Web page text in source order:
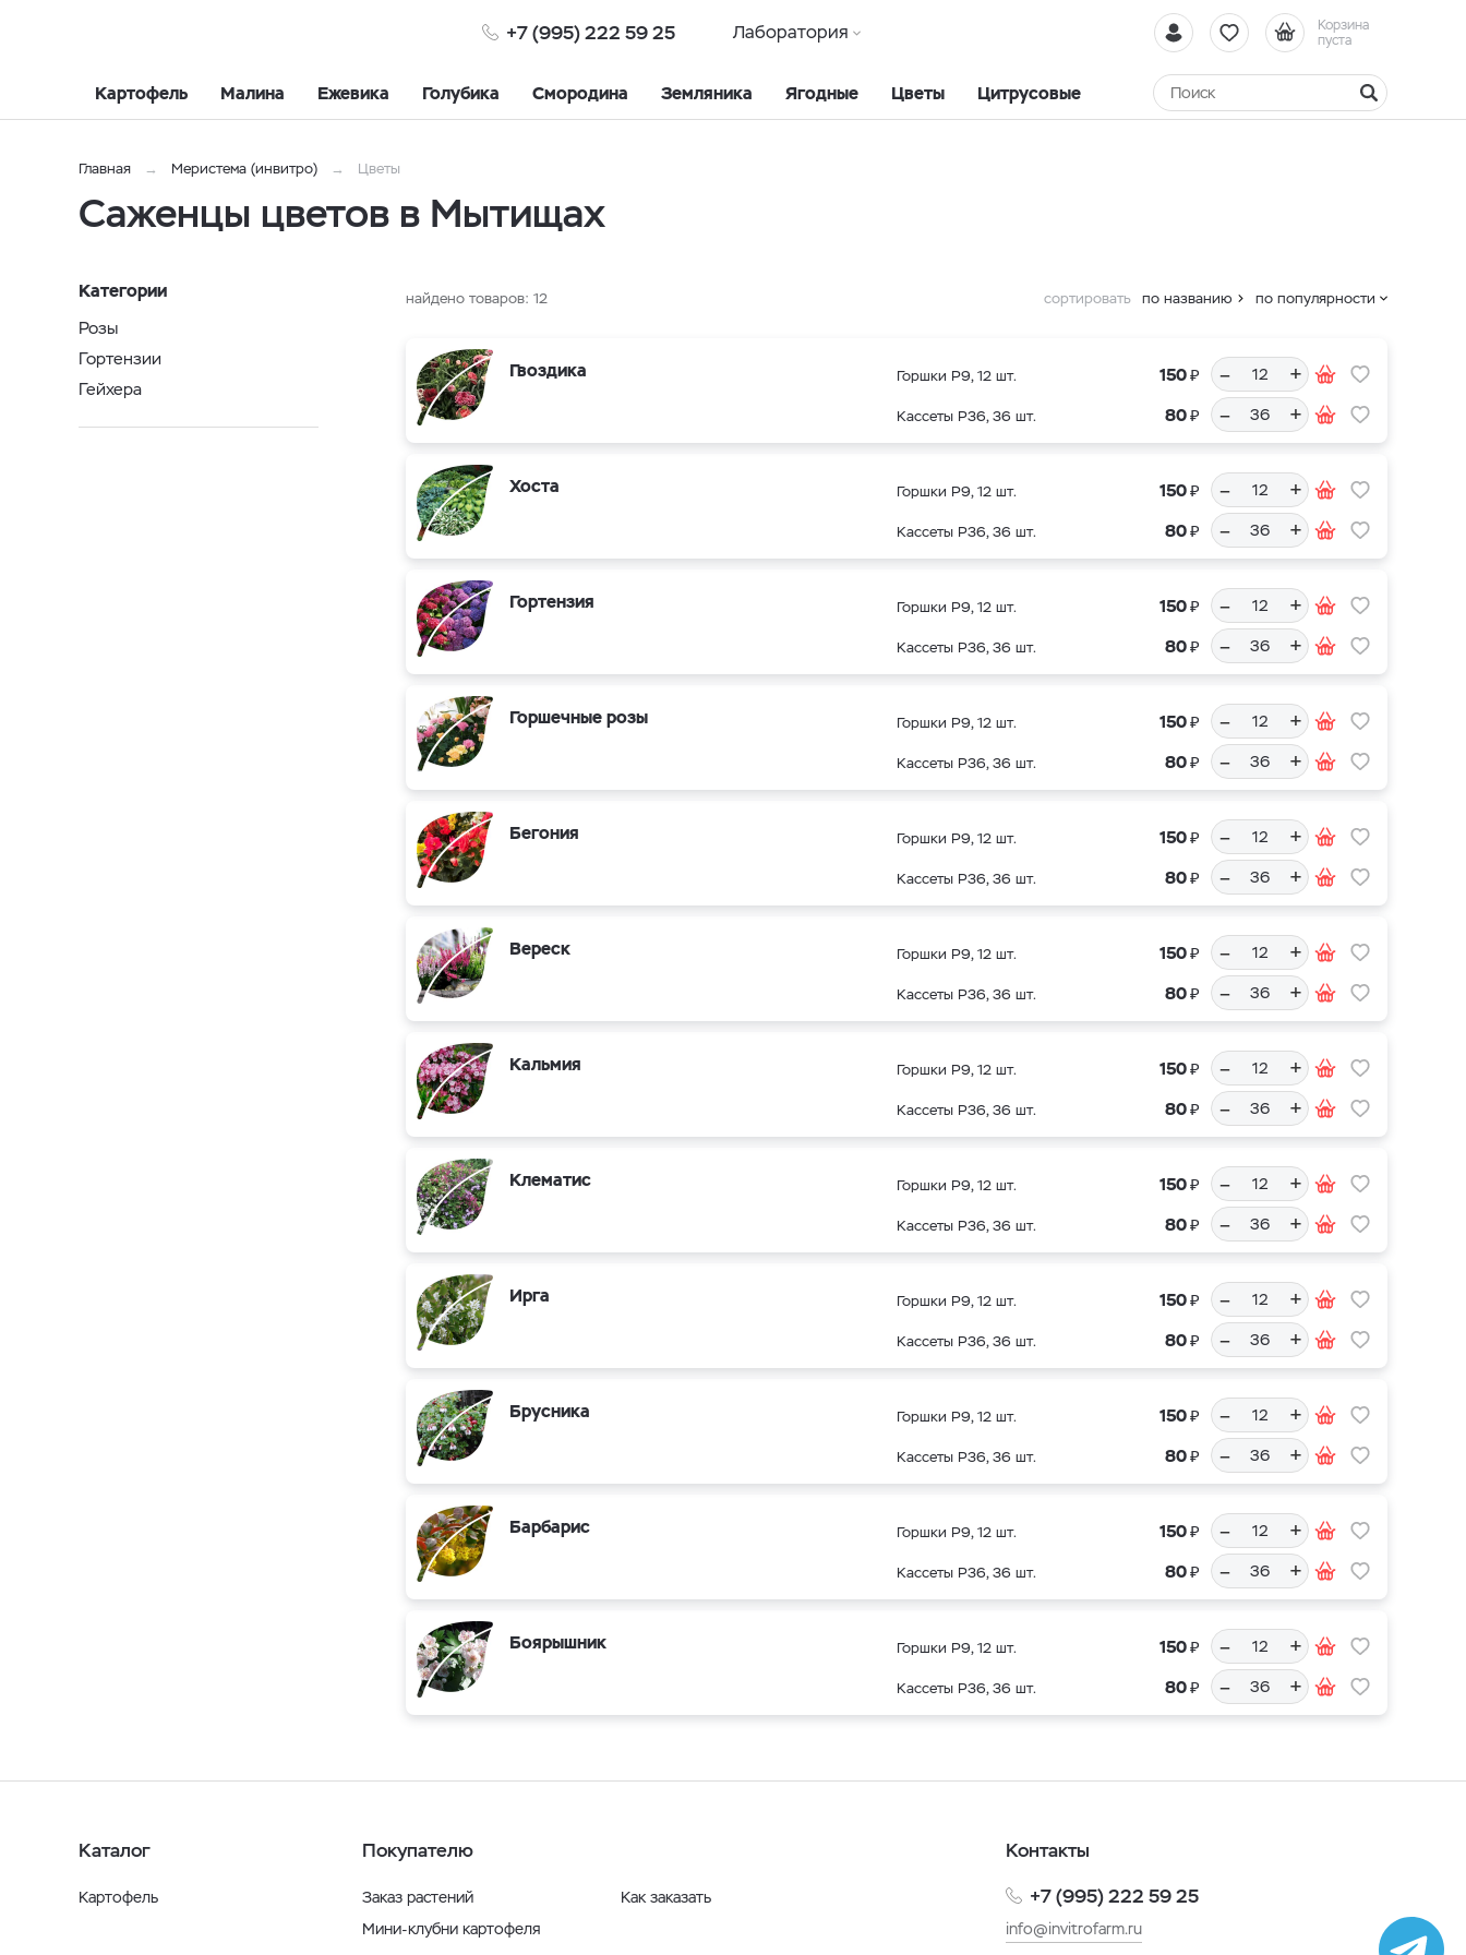
+7 (995) 222 59 25
Корзина
пуста
Лаборатория
Картофель Малина Ежевика Голубика Смородина Земляника Ягодные Цветы Цитрусовые
Главная Меристема (инвитро) Цветы
Саженцы цветов в Мытищах
Категории
Розы
Гортензии
Гейхера
найдено товаров: 12 сортировать по названию по популярности
Гвоздика Горшки Р9, 12 шт. 150₽ – +
Кассеты Р36, 36 шт. 80₽ – +
Хоста Горшки Р9, 12 шт. 150₽ – +
Кассеты Р36, 36 шт. 80₽ – +
Гортензия Горшки Р9, 12 шт. 150₽ – +
Кассеты Р36, 36 шт. 80₽ – +
Горшечные розы Горшки Р9, 12 шт. 150₽ – +
Кассеты Р36, 36 шт. 80₽ – +
Бегония Горшки Р9, 12 шт. 150₽ – +
Кассеты Р36, 36 шт. 80₽ – +
Вереск Горшки Р9, 12 шт. 150₽ – +
Кассеты Р36, 36 шт. 80₽ – +
Кальмия Горшки Р9, 12 шт. 150₽ – +
Кассеты Р36, 36 шт. 80₽ – +
Клематис Горшки Р9, 12 шт. 150₽ – +
Кассеты Р36, 36 шт. 80₽ – +
Ирга Горшки Р9, 12 шт. 150₽ – +
Кассеты Р36, 36 шт. 80₽ – +
Брусника Горшки Р9, 12 шт. 150₽ – +
Кассеты Р36, 36 шт. 80₽ – +
Барбарис Горшки Р9, 12 шт. 150₽ – +
Кассеты Р36, 36 шт. 80₽ – +
Боярышник Горшки Р9, 12 шт. 150₽ – +
Кассеты Р36, 36 шт. 80₽ – +
Каталог
Картофель
Покупателю
Заказ растений
Мини-клубни картофеля
Как заказать
Контакты
+7 (995) 222 59 25
info@invitrofarm.ru